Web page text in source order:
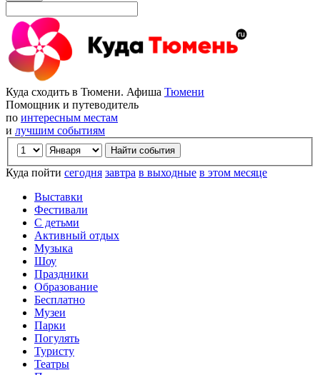
Куда сходить в Тюмени. Афиша Тюмени
Помощник и путеводитель
по интересным местам
и лучшим событиям
Куда пойти сегодня завтра в выходные в этом месяце
Выставки
Фестивали
С детьми
Активный отдых
Музыка
Шоу
Праздники
Образование
Бесплатно
Музеи
Парки
Погулять
Туристу
Театры